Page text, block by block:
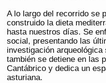
A lo largo del recorrido se
construido la dieta
hasta nuestros días. Se
social, presentando las
investigación
también se detiene en las
Cantábrico y dedica un
asturiana.